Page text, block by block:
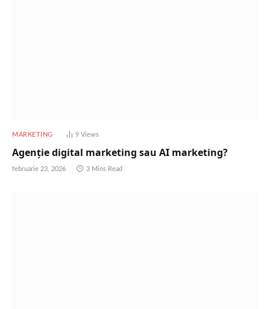
MARKETING 9 Views
Agenție digital marketing sau AI marketing?
februarie 23, 2026 3 Mins Read